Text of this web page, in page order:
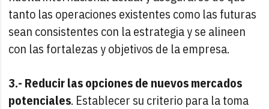
tanto las operaciones existentes como las futuras
sean consistentes con la estrategia y se alineen
con las fortalezas y objetivos de la empresa.
3.- Reducir las opciones de nuevos mercados
potenciales. Establecer su criterio para la toma